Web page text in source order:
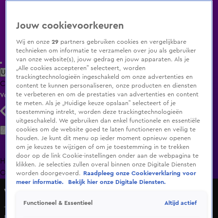
Uitzending Gemist Populaire programma's Zenders Genres
ClipsFilmsRadioSmart TV inlogShop
Volg KIJK
Zoeken
HomeUitzending Gemist Programma's De Bondgenoten
OranjezomerLivestreamsShop
Veronica Inside
Johan typeert Henk de Jong na monsterverlies: 'Een
Jouw cookievoorkeuren
Wij en onze29 partners gebruiken cookies en vergelijkbare
technieken om informatie te verzamelen over jou als gebruiker
van onze website(s), jouw gedrag en jouw apparaten. Als je
„Alle cookies accepteren” selecteert, worden
trackingtechnologieën ingeschakeld om onze advertenties en
content te kunnen personaliseren, onze producten en diensten
te verbeteren en om de prestaties van advertenties en content
te meten. Als je „Huidige keuze opslaan” selecteert of je
toestemming intrekt, worden deze trackingtechnologieën
uitgeschakeld. We gebruiken dan enkel functionele en essentiële
cookies om de website goed te laten functioneren en veilig te
houden. Je kunt dit menu op ieder moment opnieuw openen
om je keuzes te wijzigen of om je toestemming in te trekken
door op de link Cookie-instellingen onder aan de webpagina te
klikken. Je selecties zullen overal binnen onze Digitale Diensten
worden doorgevoerd.
Raadpleeg onze Cookieverklaring voor
meer informatie.
Bekijk hier onze Digitale Diensten.
Functioneel & Essentieel Altijd actief